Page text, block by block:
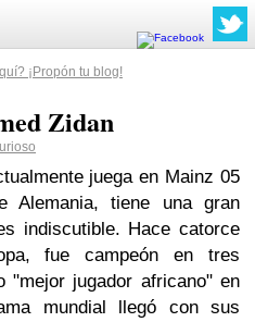
¡Propón tu blog!
Zidan
juega en Mainz 05
Alemania, tiene una gran
indiscutible. Hace catorce
fue campeón en tres
"mejor jugador africano" en
mundial llegó con sus